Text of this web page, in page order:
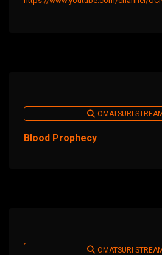
OMATSURI
Blood Prophecy
OMATSURI